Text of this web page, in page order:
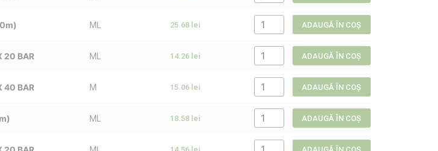
ML 25.68 lei ADAUGĂ ÎN COȘ
20 BAR ML 14.26 lei ADAUGĂ ÎN COȘ
40 BAR M 15.06 lei ADAUGĂ ÎN COȘ
ML 18.58 lei ADAUGĂ ÎN COȘ